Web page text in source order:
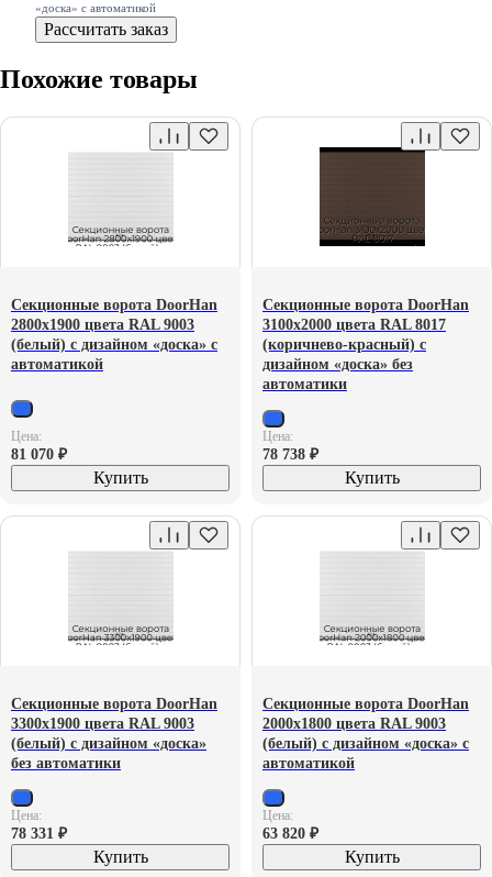
«доска» с автоматикой
Рассчитать заказ
Похожие товары
Секционные ворота DoorHan
2800х1900 цвета RAL 9003
(белый) с дизайном «доска» с
автоматикой
Цена:
81 070 ₽
Купить
Секционные ворота DoorHan
3100х2000 цвета RAL 8017
(коричнево-красный) с
дизайном «доска» без
автоматики
Цена:
78 738 ₽
Купить
Секционные ворота DoorHan
3300х1900 цвета RAL 9003
(белый) с дизайном «доска»
без автоматики
Цена:
78 331 ₽
Купить
Секционные ворота DoorHan
2000х1800 цвета RAL 9003
(белый) с дизайном «доска» с
автоматикой
Цена:
63 820 ₽
Купить